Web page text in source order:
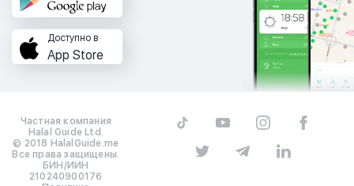
Доступно в
App Store
Частная компания
Halal Guide Ltd.
© 2018 HalalGuide.me
Все права защищены.
БИН/ИИН
210240900176